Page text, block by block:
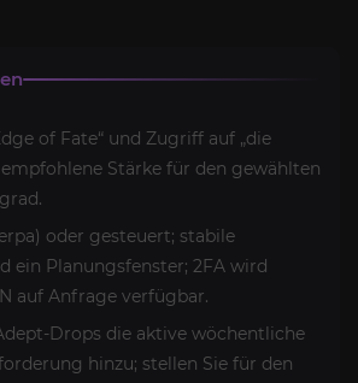
of Fate“ und Zugriff auf „die
empfohlene Stärke für den gewählten
oder gesteuert; stabile
ein Planungsfenster; 2FA wird
auf Anfrage verfügbar.
Drops die aktive wöchentliche
hinzu; stellen Sie für den